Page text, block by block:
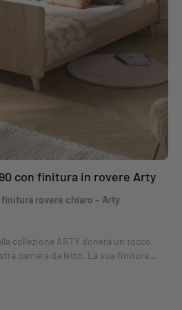
con finitura in rovere Arty
rovere chiaro – Arty
collezione ARTY donerà un tocco
camera da letto. La sua finitura
in faggio grezzo richiamano lo
dal design intramontabile e